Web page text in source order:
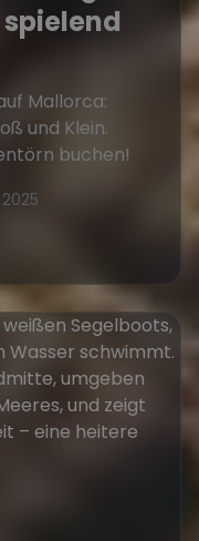
Mallorca:
und Klein.
buchen!